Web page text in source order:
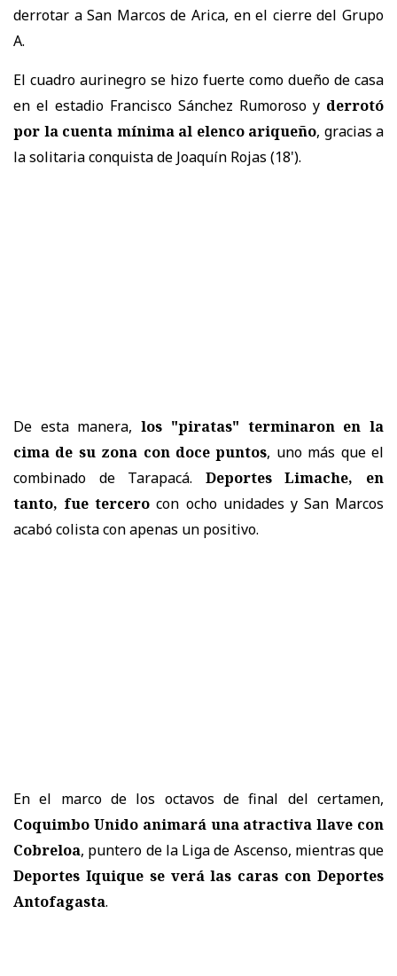
derrotar a San Marcos de Arica, en el cierre del Grupo
A.
El cuadro aurinegro se hizo fuerte como dueño de casa
en el estadio Francisco Sánchez Rumoroso y derrotó
por la cuenta mínima al elenco ariqueño, gracias a
la solitaria conquista de Joaquín Rojas (18').
De esta manera,los "piratas" terminaron en la
cima de su zona con doce puntos, uno más que el
combinado de Tarapacá. Deportes Limache, en
tanto, fue tercero con ocho unidades y San Marcos
acabó colista con apenas un positivo.
En el marco de los octavos de final del certamen,
Coquimbo Unido animará una atractiva llave con
Cobreloa, puntero de la Liga de Ascenso, mientras que
Deportes Iquique se verá las caras con Deportes
Antofagasta.